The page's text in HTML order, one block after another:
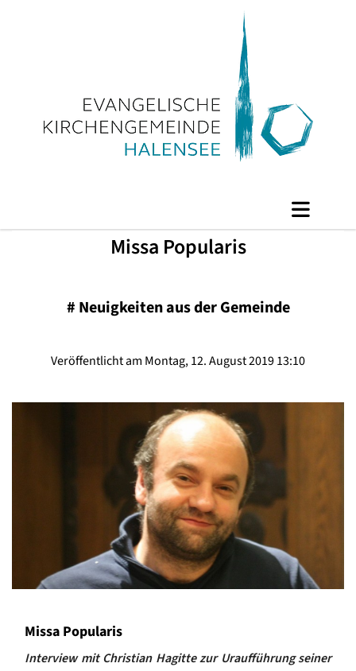
Missa Popularis
# Neuigkeiten aus der Gemeinde
Veröffentlicht am Montag, 12. August 2019 13:10
Missa Popularis
Interview mit Christian Hagittezur Uraufführung seiner